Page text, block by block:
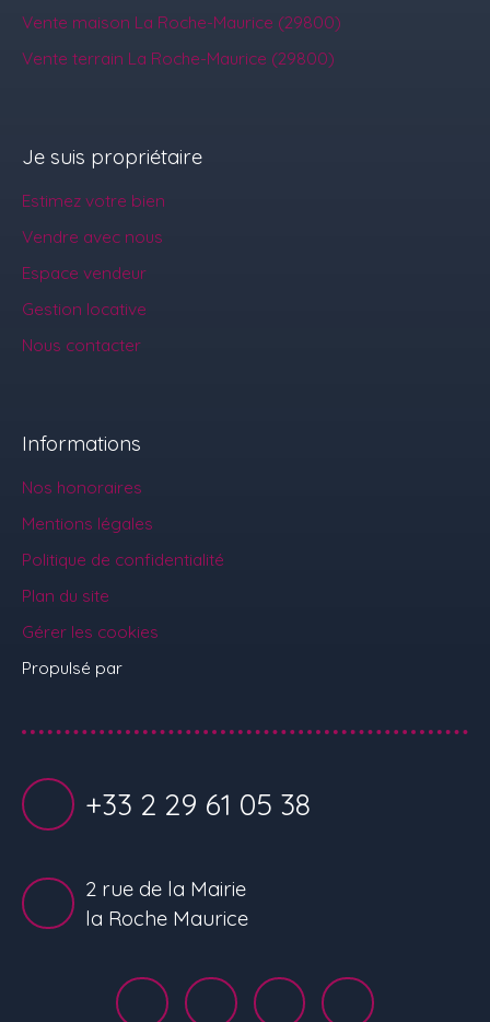
Vente maison La Roche-Maurice (29800)
Vente terrain La Roche-Maurice (29800)
Je suis propriétaire
Estimez votre bien
Vendre avec nous
Espace vendeur
Gestion locative
Nous contacter
Informations
Nos honoraires
Mentions légales
Politique de confidentialité
Plan du site
Gérer les cookies
Propulsé par
+33 2 29 61 05 38
2 rue de la Mairie
la Roche Maurice